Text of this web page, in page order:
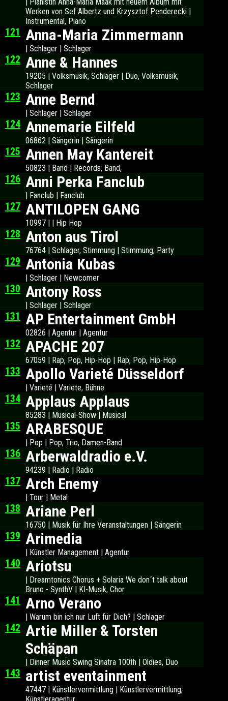
Werken von Sef Albertz und Krzysztof Penderecki |
Instrumental, Piano
121 Anna-Maria Zimmermann
| Schlager | Schlager
122 Anne & Hannes
19205 | Volksmusik, Schlager | Duo, Volksmusik,
Schlager
123 Anne Bernd
| Schlager | Schlager
124 Annemarie Eilfeld
06862 | Sängerin | Sängerin
125 Annen May Kantereit
50823 | Band | Records, Band,
126 Anni Perka Fanclub
| Fanclub | Fanclub
127 ANTILOPEN GANG
10997 | | Hip Hop
128 Anton aus Tirol
76764 | Schlager, Stimmung | Stimmung, Party
129 Antonia Kubas
| Schlager | Newcomer
130 Antony Ross
| Schlager | Schlager
131 AP Entertainment GmbH
02826 | Agentur | Agentur
132 APACHE 207
67059 | Rap, Pop, Hip-Hop | Rap, Pop, Hip-Hop
133 Apollo Varieté Düsseldorf
| Varieté | Variete, Bühne
134 Applaus Applaus
85283 | Musical-Show | Musical
135 ARABESQUE
| Pop | Pop, Trio, Damen-Band
136 Arberwaldradio e.V.
94239 | Radio | Radio
137 Arch Enemy
| Tour | Metal
138 Ariane Perl
16750 | Musik für Ihre Veranstaltungen | Sängerin
139 Arimedia
| Künstler Management | Agentur
140 Ariotsu
| Dreamtonics Chorus + Solaria We don´t talk about
Bruno - SynthV | KI-Musik, Chor
141 Arno Verano
| Warum bin ich nur Luft für Dich? | Schlager
142 Artie Miller & Torsten
Schäpan
| Dinner Music Swing Sinatra 100th | Oldies, Duo
143 artist eventainment
47447 | Künstlervermittlung | Künstlervermittlung,